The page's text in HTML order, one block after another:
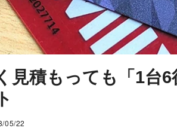
見積もっても「1台
05/22